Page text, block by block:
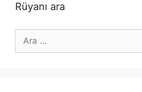
Rüyanı ara
için